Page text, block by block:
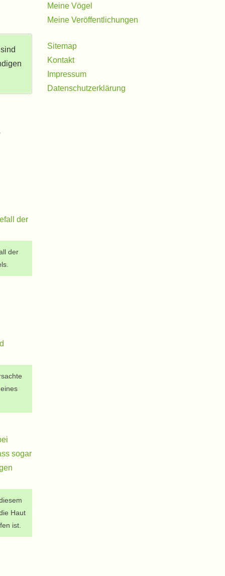
der
Haut
ist.
Meine Vögel
Meine Veröffentlichungen
Sitemap
Kontakt
Impressum
Datenschutzerklärung